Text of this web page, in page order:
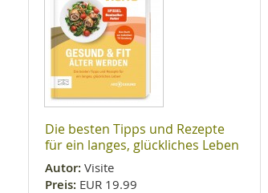
Die besten Tipps und Rezepte
für ein langes, glückliches Leben
Autor: Visite
Preis: EUR 19.99